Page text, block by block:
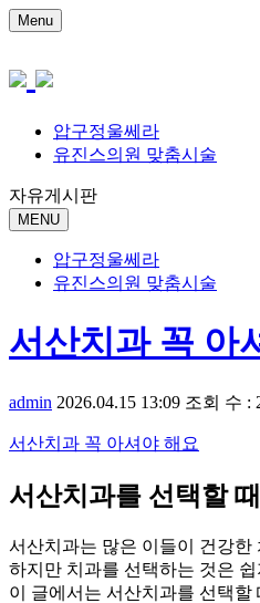
Menu
압구정울쎄라
유진스의원 맞춤시술
자유게시판
MENU
압구정울쎄라
유진스의원 맞춤시술
서산치과 꼭 아
admin 2026.04.15 13:09 조회 수 :
서산치과 꼭 아셔야 해요
서산치과를 선택할
서산치과는 많은 이들이 건강한
하지만 치과를 선택하는 것은
이 글에서는 서산치과를 선택